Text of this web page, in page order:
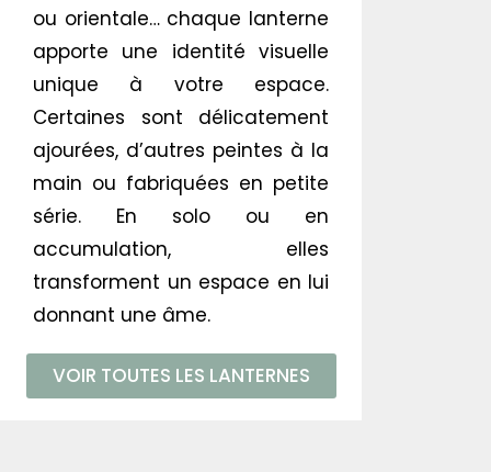
ou orientale… chaque lanterne
apporte une identité visuelle
unique à votre espace.
Certaines sont délicatement
ajourées, d’autres peintes à la
main ou fabriquées en petite
série. En solo ou en
accumulation, elles
transforment un espace en lui
donnant une âme.
VOIR TOUTES LES LANTERNES